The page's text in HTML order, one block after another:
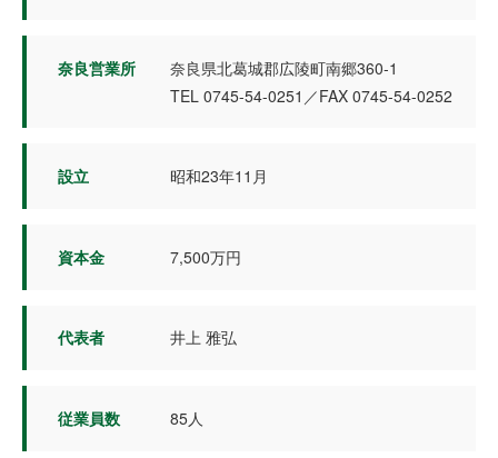
奈良営業所
奈良県北葛城郡広陵町南郷360-1
TEL 0745-54-0251／FAX 0745-54-0252
設立 昭和23年11月
資本金 7,500万円
代表者 井上 雅弘
従業員数 85人